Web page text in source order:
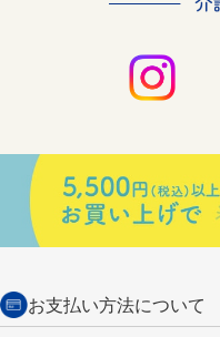
お支払い方法について